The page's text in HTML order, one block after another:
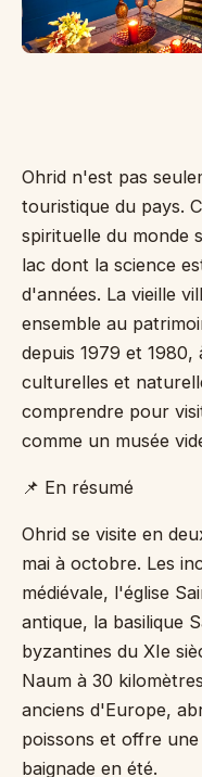
Ohrid n'est pas
touristique du pays.
spirituelle du monde
lac dont la science
d'années. La vieille
ensemble au
depuis 1979 et
culturelles et
comprendre pour
comme un musée
📌 En résumé
Ohrid se visite en
mai à octobre. Les
médiévale, l'église
antique, la basilique
byzantines du XIe
Naum à 30
anciens d'Europe,
poissons et offre
baignade en été.